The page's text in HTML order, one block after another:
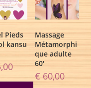
Pieds
kansu
Massage
Métamorphi
que adulte
60′
€ 60,00